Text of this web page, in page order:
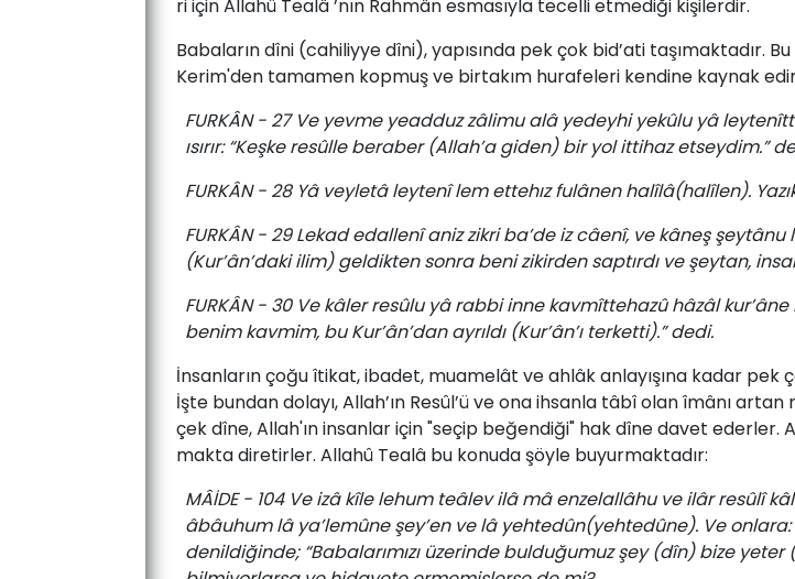
ri­ için­ Al­la­hû­ Tealâ­ ’nın Rah­mân­ es­ma­sıy­la­ te­cel­li­ et­me­di­ği­ ki­şi­ler­dir.­
Ba­ba­la­rın­ dî­ni ­(cahiliyye­ dî­ni),­ ya­pı­sın­da­ pek­ çok­ bid’ati ­ta­şı­mak­ta­dır.
Kerim'den ­tamamen ­kop­muş­ ve ­bir­ta­kım ­hu­ra­fe­le­ri­ ken­di­ne ­kay­nak­
FURKÂN - 27 Ve yevme yeadduz zâlimu alâ yedeyhi yekûlu yâ
ısırır: “Keşke resûlle beraber (Allah’a giden) bir yol ittihaz etseydim.”
FURKÂN - 28 Yâ veyletâ leytenî lem ettehız fulânen halîlâ(halîlen).
FURKÂN - 29 Lekad edallenî aniz zikri ba’de iz câenî, ve kâneş
(Kur’ân’daki ilim) geldikten sonra beni zikirden saptırdı ve şeytan,
FURKÂN - 30 Ve kâler resûlu yâ rabbi inne kavmîttehazû hâzâl
benim kavmim, bu Kur’ân’dan ayrıldı (Kur’ân’ı terketti).” dedi.
İn­san­la­rın­ ço­ğu­ îti­kat, ­iba­det,­ mu­ame­lât ­ve ­ah­lâk­ an­la­yı­şı­na ­ka­dar­ pek
­İş­te­ bun­dan do­la­yı,­ Al­lah’ın­ Re­sûl’ü­ ve­ ona­ ih­san­la­ tâ­bî­ olan­ îmâ­nı­
çek­ dî­ne,­ Al­lah'ın­ in­san­lar için­ "se­çip be­ğen­di­ği"­ hak­ dî­ne ­da­vet­ eder­ler.­
mak­ta ­di­re­tir­ler.­ Al­la­hû­ Tealâ­ bu­ ko­nuda şöy­le ­bu­yur­mak­ta­dır:­
MÂİDE - 104 Ve izâ kîle lehum teâlev ilâ mâ enzelallâhu ve ilâr resûlî
âbâuhum lâ ya’lemûne şey’en ve lâ yehtedûn(yehtedûne). Ve
denildiğinde; “Babalarımızı üzerinde bulduğumuz şey (dîn) bize